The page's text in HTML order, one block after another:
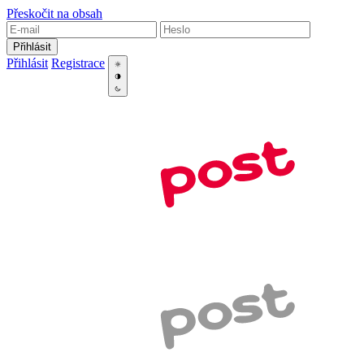
Přeskočit na obsah
Přihlásit
Přihlásit Registrace